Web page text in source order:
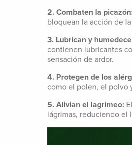
2. Combaten la
bloquean la acción de
3. Lubrican y
contienen lubricantes
sensación de ardor.
4. Protegen de los
como el polen, el polvo
5. Alivian el lagrimeo:
lágrimas, reduciendo el